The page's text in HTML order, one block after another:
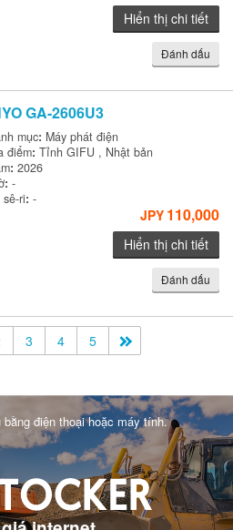
Hiển thị chi tiết
Đánh dấu
GA-2606U3
mục: Máy phát điện
điểm:Tỉnh GIFU , Nhật bản
:2026
:-
sê-ri:-
JPY 110,000
Hiển thị chi tiết
Đánh dấu
3 4 5
điện thoại hoặc máy tính.